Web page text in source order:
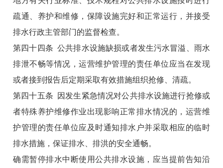
疏通、养护和维修，保障设施完好和正常运行，并接受
排水行政主管部门的监督检查。
第四十四条 公共排水设施缺损或者发生污水冒溢、雨水
排泄不畅等情况，运营维护管理的责任单位应当在发现
或者接到报告后定期采取有效措施组织抢修、清疏。
第四十五条 因发生紧急情况对公共排水设施进行抢修或
者特殊养护维修作业出现影响正常排水情况的，运营维
护管理的责任单位应及时通知排水户并采取相应的临时
排水措施，保证排水、排洪的安全通畅。
确需暂停排水中断使用公共排水设施，应当提前告知沿